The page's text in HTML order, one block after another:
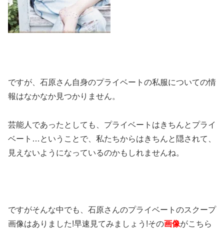
ですが、石原さん自身のプライベートの私服についての情
報はなかなか見つかりません。
芸能人であったとしても、プライベートはきちんとプライ
ベート … ということで、私たちからはきちんと隠されて、
見えないようになっているのかもしれませんね。
ですがそんな中でも、石原さんのプライベートのスクープ
画像はありました!早速見てみましょう !その画像がこちら